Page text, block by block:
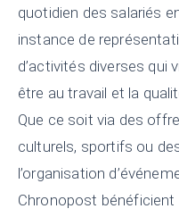
quotidien des salariés
instance de
d’activités diverses qui
être au travail et la
Que ce soit via des
culturels, sportifs ou
l’organisation
Chronopost